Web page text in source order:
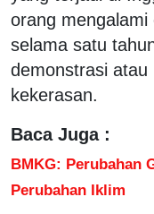
orang
selama satu
demonstrasi atau
kekerasan.
Baca Juga :
BMKG: Perubahan
Perubahan Iklim